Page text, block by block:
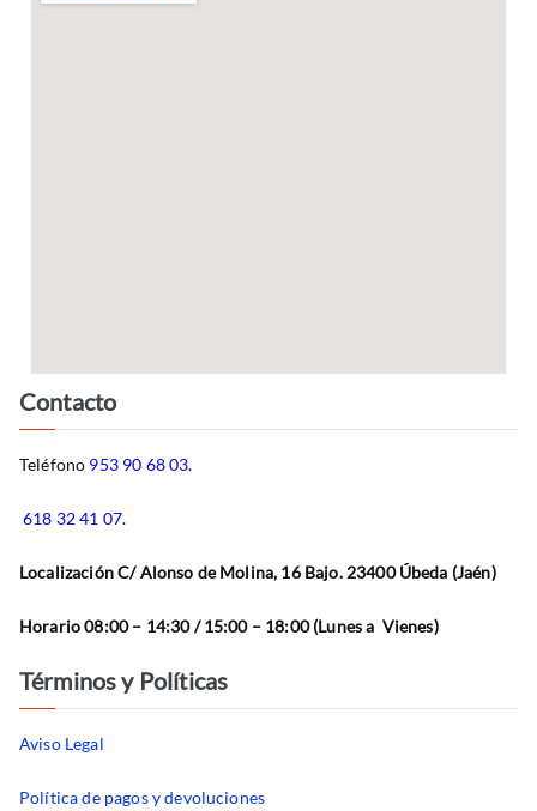
Contacto
Teléfono 953 90 68 03.
618 32 41 07.
Localización C/ Alonso de Molina, 16 Bajo. 23400 Úbeda (Jaén)
Horario 08:00 – 14:30 / 15:00 – 18:00 (Lunes a Vienes)
Términos y Políticas
Aviso Legal
Política de pagos y devoluciones